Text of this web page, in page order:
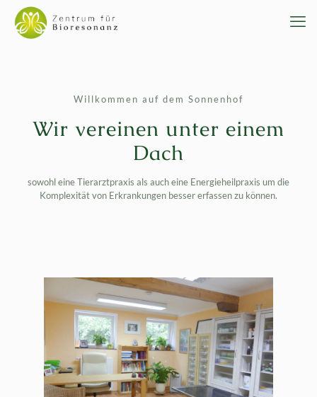
Willkommen auf dem Sonnenhof
Wir vereinen unter einem
Dach
sowohl eine Tierarztpraxis als auch eine Energieheilpraxis um die
Komplexität von Erkrankungen besser erfassen zu können.